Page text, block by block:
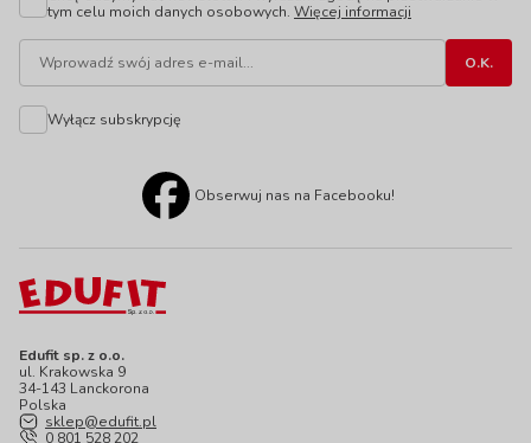
Edufit sp. z o.o.
ul. Krakowska 9
34-143 Lanckorona
Polska
sklep@edufit.pl
0 801 528 202
tym celu moich danych osobowych. Więcej informacji
Wyłącz subskrypcję
Obserwuj nas na Facebooku!